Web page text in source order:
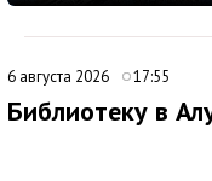
6 августа 2026 17:55
Библиотеку в